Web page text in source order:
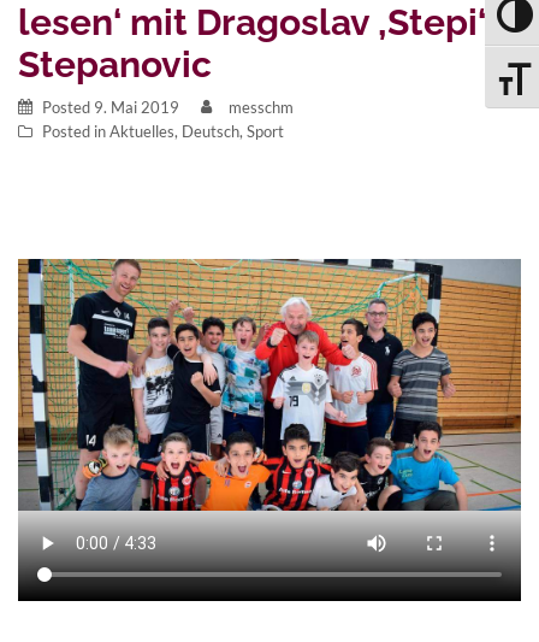
lesen‘ mit Dragoslav ‚Stepi‘
Stepanovic
Posted 9. Mai 2019
messchm
Posted inAktuelles, Deutsch, Sport